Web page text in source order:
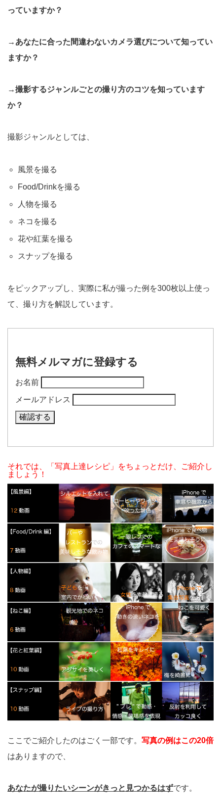
っていますか？
→あなたに合った間違わないカメラ選びについて知ってい
ますか？
→撮影するジャンルごとの撮り方のコツを知っています
か？
撮影ジャンルとしては、
風景を撮る
Food/Drinkを撮る
人物を撮る
ネコを撮る
花や紅葉を撮る
スナップを撮る
をピックアップし、実際に私が撮った例を300枚以上使っ
て、撮り方を解説しています。
無料メルマガに登録する
お名前
メールアドレス
それでは、「写真上達レシピ」をちょっとだけ、ご紹介し
ましょう！
ここでご紹介したのはごく一部です。 写真の例はこの20倍
はありますので、
あなたが撮りたいシーンがきっと見つかるはずです。